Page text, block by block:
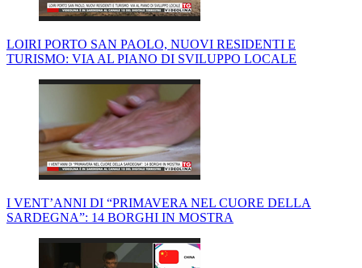
LOIRI PORTO SAN PAOLO, NUOVI RESIDENTI E
TURISMO: VIA AL PIANO DI SVILUPPO LOCALE
I VENT’ANNI DI “PRIMAVERA NEL CUORE DELLA
SARDEGNA”: 14 BORGHI IN MOSTRA